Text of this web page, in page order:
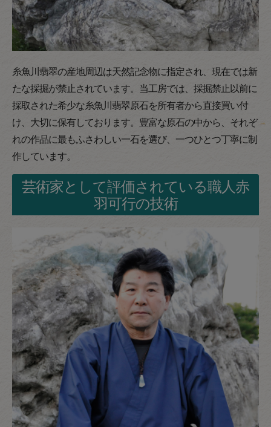
糸魚川翡翠の産地周辺は天然記念物に指定され、現在では新
たな採掘が禁止されています。当工房では、採掘禁止以前に
採取された希少な糸魚川翡翠原石を所有者から直接買い付
け、大切に保有しております。豊富な原石の中から、それぞ
れの作品に最もふさわしい一石を選び、一つひとつ丁寧に制
作しています。
芸術家として評価されている職人赤
羽可行の技術